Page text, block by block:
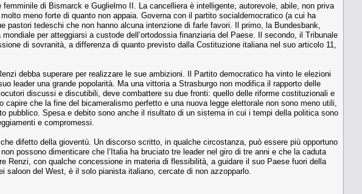
di Bismarck e Guglielmo II. La cancelliera è intelligente, autorevole, abile, non priva
meno forte di quanto non appaia. Governa con il partito socialdemocratico (a cui ha
tedeschi che non hanno alcuna intenzione di farle favori. Il primo, la Bundesbank,
per atteggiarsi a custode dell’ortodossia finanziaria del Paese. Il secondo, il Tribunale
di sovranità, a differenza di quanto previsto dalla Costituzione italiana nel suo articolo 11,
debba superare per realizzare le sue ambizioni. Il Partito democratico ha vinto le elezioni
leader una grande popolarità. Ma una vittoria a Strasburgo non modifica il rapporto delle
discussi e discutibili, deve combattere su due fronti: quello delle riforme costituzionali e
che la fine del bicameralismo perfetto e una nuova legge elettorale non sono meno utili,
pubblico. Spesa e debito sono anche il risultato di un sistema in cui i tempi della politica sono
e compromessi.
difetto della gioventù. Un discorso scritto, in qualche circostanza, può essere più opportuno
possono dimenticare che l’Italia ha bruciato tre leader nel giro di tre anni e che la caduta
Renzi, con qualche concessione in materia di flessibilità, a guidare il suo Paese fuori della
del West, è il solo pianista italiano, cercate di non azzopparlo.